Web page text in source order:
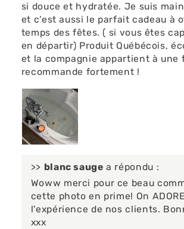
si douce et hydratée. Je suis
et c’est aussi le parfait cadeau à
temps des fêtes. ( si vous êtes
en départir) Produit Québécois,
et la compagnie appartient à une
recommande fortement !
>> blanc sauge a répondu :
Woww merci pour ce beau
cette photo en prime! On
l'expérience de nos clients.
xxx